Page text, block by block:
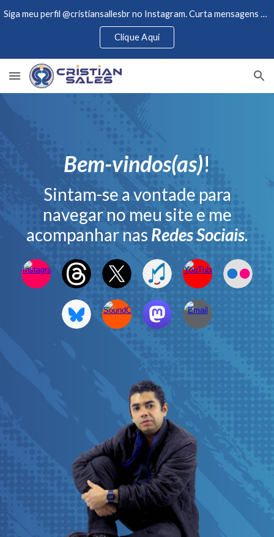
Skip to main content Skip to navigation
Siga meu perfil @cristiansallesbr no Instagram. Curta mensagens de motivações e acompanhe novidades.
Clique Aqui
Bem-vindos(as)!
Sintam-se a vontade para
navegar no meu site e me
acompanhar nas Redes Sociais.